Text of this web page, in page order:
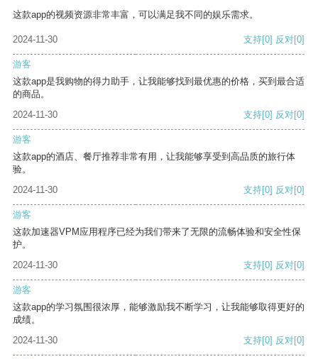
这款app的视频资源非常丰富，可以满足我不同的娱乐需求。
2024-11-30 支持[0] 反对[0]
游客
这款app是我购物的得力助手，让我能够找到最优惠的价格，买到最合适
的商品。
2024-11-30
支持[0] 反对[0]
游客
这款app的酒店、餐厅推荐非常有用，让我能够享受到高品质的旅行体
验。
2024-11-30
支持[0] 反对[0]
游客
这款加速器VPM应用程序已经为我们带来了无限的流畅体验和安全性保
护。
2024-11-30
支持[0] 反对[0]
游客
这款app的学习氛围很浓厚，能够激励我不断学习，让我能够取得更好的
成绩。
2024-11-30
支持[0] 反对[0]